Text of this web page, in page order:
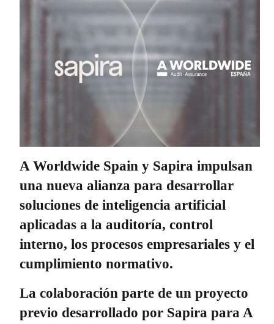
A Worldwide Spain y Sapira impulsan
una nueva alianza para desarrollar
soluciones de inteligencia artificial
aplicadas a la auditoría, control
interno, los procesos empresariales y el
cumplimiento normativo.
La colaboración parte de un proyecto
previo desarrollado por Sapira para A